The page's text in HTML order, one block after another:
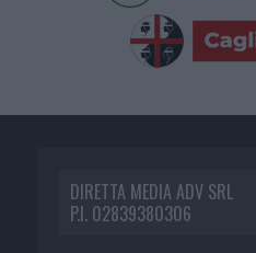
DIRETTA MEDIA ADV SRL
P.I. 02839380306